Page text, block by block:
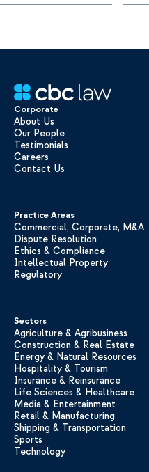
Corporate
About Us
Our People
Testimonials
Careers
Contact Us
Practice Areas
Commercial, Corporate, M&A
Dispute Resolution
Ethics & Compliance
Intellectual Property
Regulatory
Sectors
Agriculture & Agribusiness
Construction & Real Estate
Energy & Natural Resources
Hospitality & Tourism
Insurance & Reinsurance
Life Sciences & Healthcare
Media & Entertainment
Retail & Manufacturing
Shipping & Transportation
Sports
Technology